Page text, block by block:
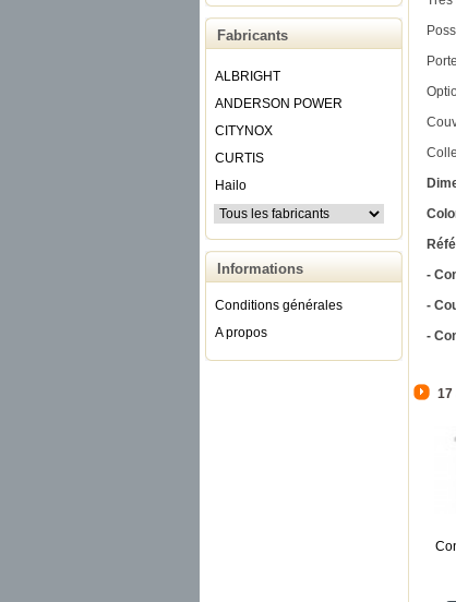
Fabricants
ALBRIGHT
ANDERSON POWER
CITYNOX
CURTIS
Hailo
Informations
Conditions générales
A propos
-
-
-
17